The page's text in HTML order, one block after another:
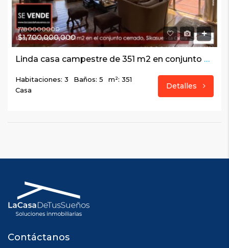
1780000000
$1,700,000,000
Linda casa campestre de 351 m2 en conjunto cerrado, Sikasue – La Calera
Habitaciones: 3 Baños: 5
m²: 351
Casa
Detalles
Contáctanos